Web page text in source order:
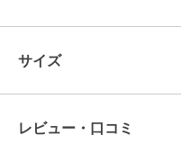
・コートの背面、背マチ調整
暗い雨の日や夜間でも、背後
入を防ぐ！
サイズ
レビュー・口コミ